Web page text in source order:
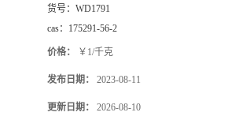
货号： WD1791
cas： 175291-56-2
价格： ￥1/千克
发布日期： 2023-08-11
更新日期： 2026-08-10